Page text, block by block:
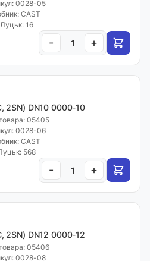
0028-05
CAST
Луцьк: 16
- +
2SN) DN10 0000-10
05405
0028-06
CAST
568
- +
2SN) DN12 0000-12
05406
0028-08